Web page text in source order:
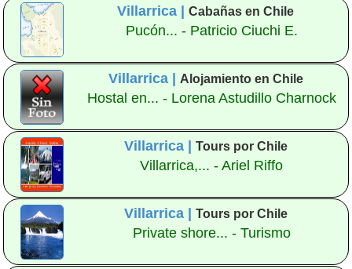
Villarrica |Cabañas en Chile
Pucón... - Patricio Ciuchi E.
Villarrica | Alojamiento en Chile
Hostal en... - Lorena Astudillo Charnock
Villarrica | Tours por Chile
Villarrica,... - Ariel Riffo
Villarrica | Tours por Chile
Private shore... - Turismo